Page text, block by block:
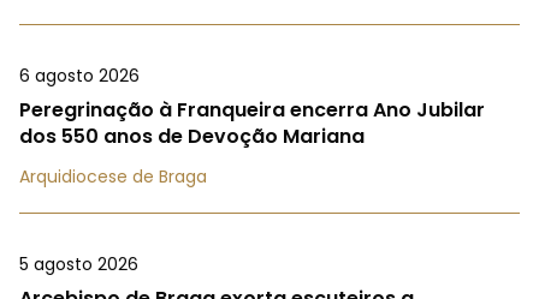
6 agosto 2026
Peregrinação à Franqueira encerra Ano Jubilar
dos 550 anos de Devoção Mariana
Arquidiocese de Braga
5 agosto 2026